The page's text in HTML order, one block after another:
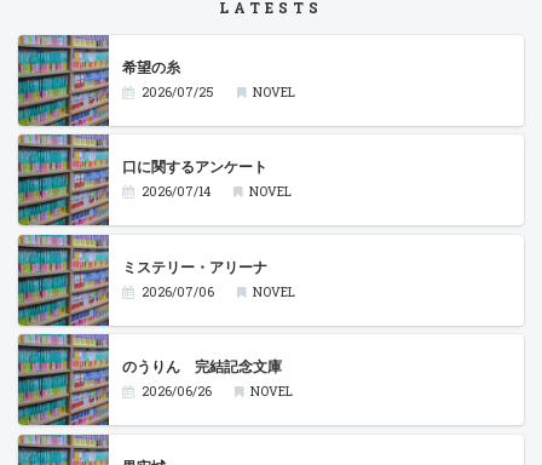
LATESTS
希望の糸
2026/07/25 NOVEL
口に関するアンケート
2026/07/14 NOVEL
ミステリー・アリーナ
2026/07/06 NOVEL
のうりん 完結記念文庫
2026/06/26 NOVEL